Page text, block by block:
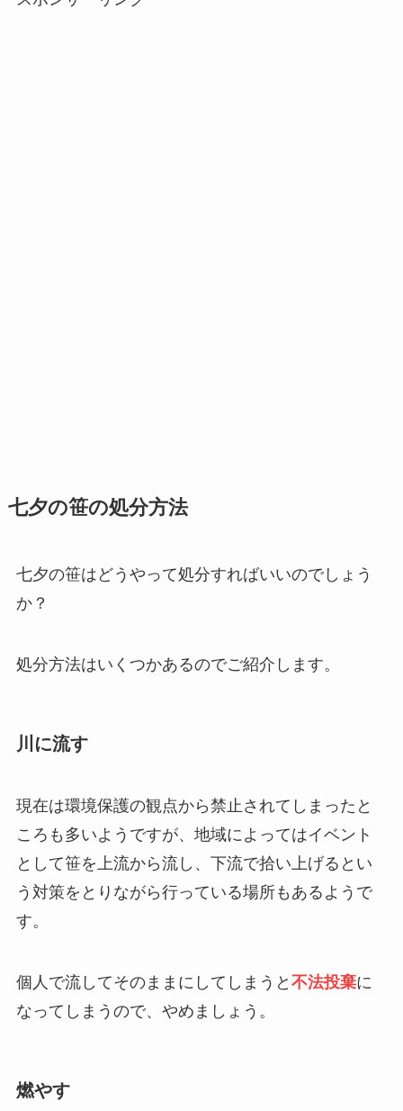
七夕の笹の処分方法
七夕の笹はどうやって処分すればいいのでしょう
か？
処分方法はいくつかあるのでご紹介します。
川に流す
現在は環境保護の観点から禁止されてしまったと
ころも多いようですが、地域によってはイベント
として笹を上流から流し、下流で拾い上げるとい
う対策をとりながら行っている場所もあるようで
す。
個人で流してそのままにしてしまうと 不法投棄に
なってしまうので、やめましょう。
燃やす